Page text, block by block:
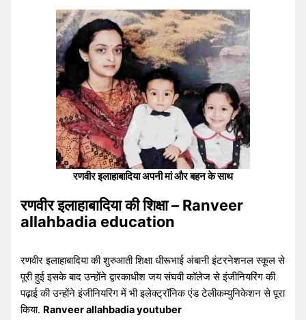
रणवीर इलाहाबादिया अपनी मां और बहन के साथ
रणवीर इलाहाबादिया की शिक्षा – Ranveer
allahbadia education
रणवीर इलाहाबादिया की शुरुआती शिक्षा धीरूभाई अंबानी इंटरनेशनल स्कूल से
पूरी हुई इसके बाद उन्होंने द्वारकाधीश जय संघवी कॉलेज से इंजीनियरिंग की
पढ़ाई की उन्होंने इंजीनियरिंग में भी इलेक्ट्रॉनिक एंड टेलीकम्युनिकेशन से पूरा
किया. Ranveer allahbadia youtuber